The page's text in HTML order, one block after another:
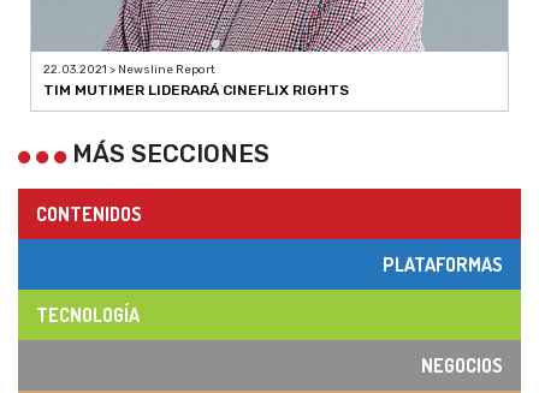
22.03.2021 > Newsline Report
TIM MUTIMER LIDERARÁ CINEFLIX RIGHTS
MÁS SECCIONES
CONTENIDOS
PLATAFORMAS
TECNOLOGÍA
NEGOCIOS